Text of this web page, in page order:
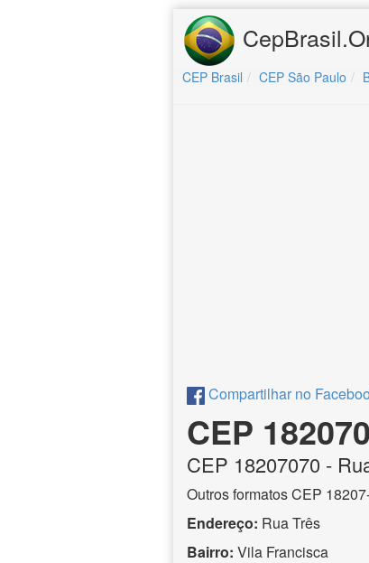
CEP Brasil CEP São Paulo
Compartilhar no
CEP
CEP 18207070 -
Outros formatos CEP
Endereço: Rua Três
Bairro: Vila Francisca